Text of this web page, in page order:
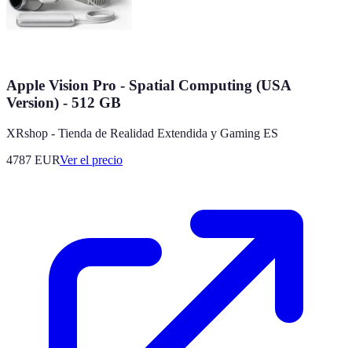
Apple Vision Pro - Spatial Computing (USA
Version) - 512 GB
XRshop - Tienda de Realidad Extendida y Gaming ES
4787 EURVer el precio